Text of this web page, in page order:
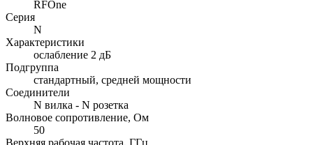
RFOne
Серия
N
Характеристики
ослабление 2 дБ
Подгруппа
стандартный, средней мощности
Соединители
N вилка - N розетка
Волновое сопротивление, Ом
50